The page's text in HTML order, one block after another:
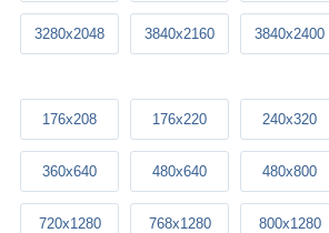
3280x2048 3840x2160 3840x2400
176x208 176x220 240x320
360x640 480x640 480x800
720x1280 768x1280 800x1280